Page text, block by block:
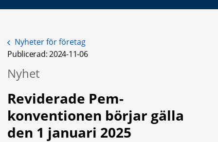
Nyheter för företag
Publicerad: 2024-11-06
Nyhet
Reviderade Pem-
konventionen börjar gälla
den 1 januari 2025